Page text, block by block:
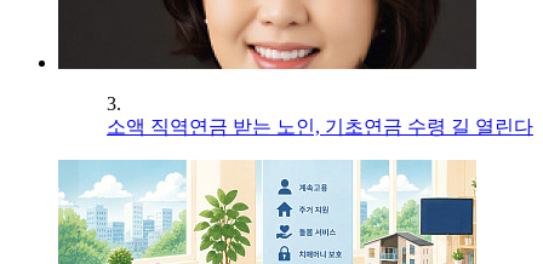
3.
소액 직역연금 받는 노인, 기초연금 수령 길 열린다